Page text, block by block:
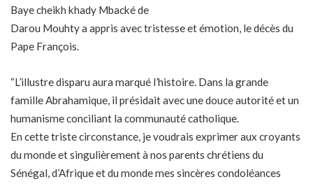
Baye cheikh khady Mbacké de
Darou Mouhty a appris avec tristesse et émotion, le décès du
Pape François.
“L’illustre disparu aura marqué l’histoire. Dans la grande
famille Abrahamique, il présidait avec une douce autorité et un
humanisme conciliant la communauté catholique.
En cette triste circonstance, je voudrais exprimer aux croyants
du monde et singulièrement à nos parents chrétiens du
Sénégal, d’Afrique et du monde mes sincères condoléances